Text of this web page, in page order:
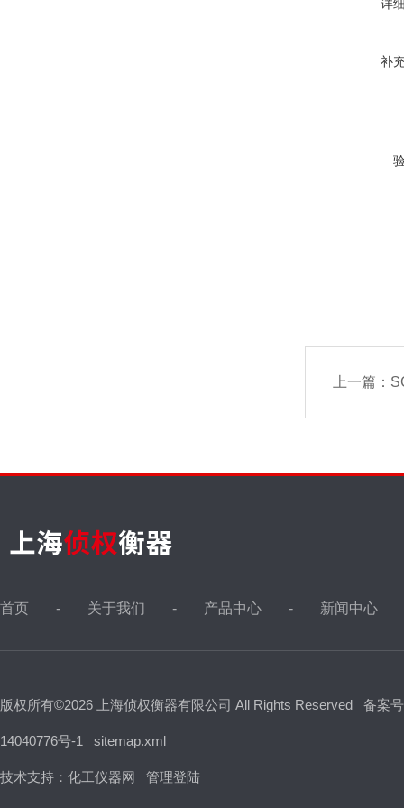
详
补
上一篇：
首页 关于我们 产品中心 新闻中心
版权所有©2026 上海侦权衡器有限公司 All Rights Reserved 备案
14040776号-1 sitemap.xml
技术支持： 化工仪器网 管理登陆